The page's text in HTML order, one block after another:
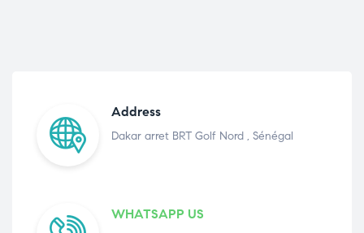
Address
Dakar arret BRT Golf Nord , Sénégal
WHATSAPP US